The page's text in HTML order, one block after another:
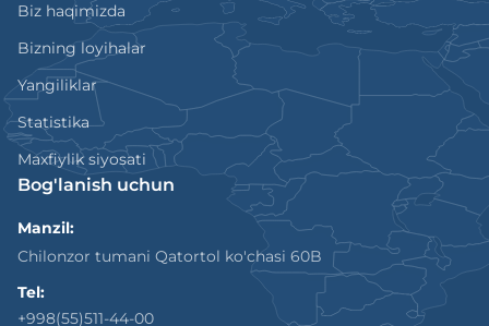
Biz haqimizda
Bizning loyihalar
Yangiliklar
Statistika
Maxfiylik siyosati
Bog'lanish uchun
Manzil:
Chilonzor tumani Qatortol ko'chasi 60B
Tel:
+998(55)511-44-00